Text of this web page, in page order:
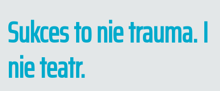
Sukces to nie trauma. I
nie teatr.